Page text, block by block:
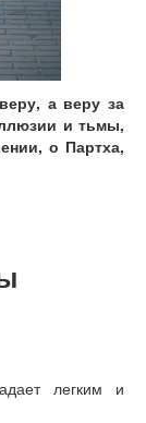
а веру за
и тьмы,
о Партха,
легким и